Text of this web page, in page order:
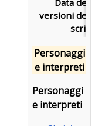
Data
versioni
Personaggi
e interpreti
Personaggi
e interpreti